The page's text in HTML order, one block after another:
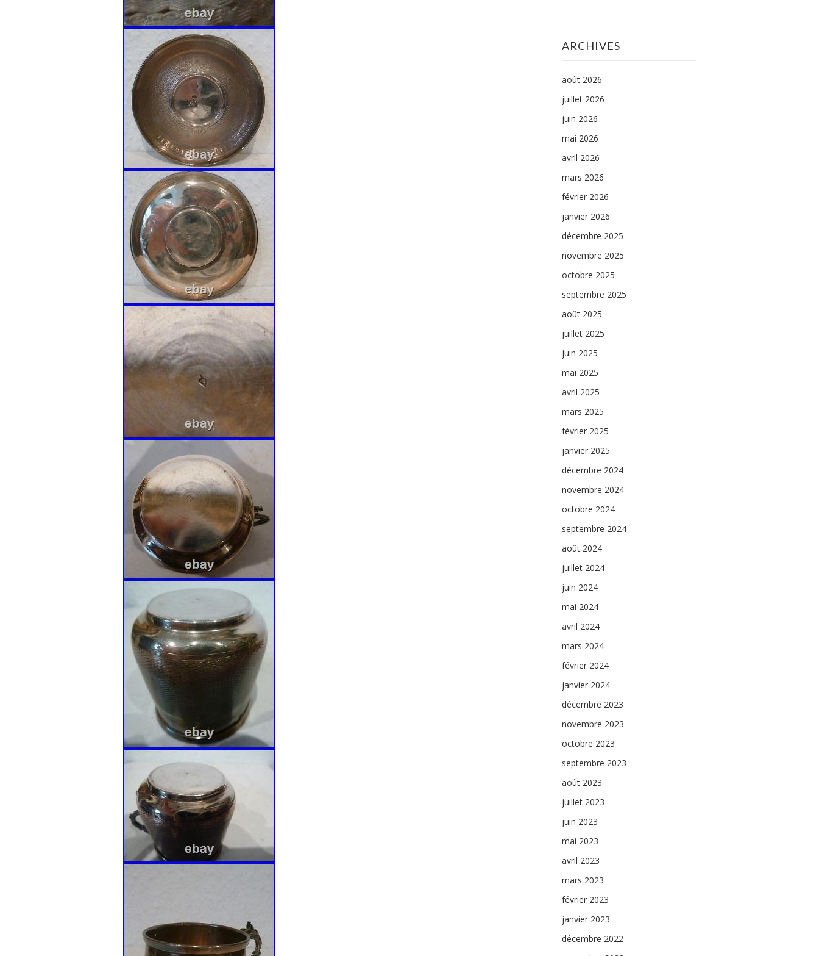
ARCHIVES
août 2026
juillet 2026
juin 2026
mai 2026
avril 2026
mars 2026
février 2026
janvier 2026
décembre 2025
novembre 2025
octobre 2025
septembre 2025
août 2025
juillet 2025
juin 2025
mai 2025
avril 2025
mars 2025
février 2025
janvier 2025
décembre 2024
novembre 2024
octobre 2024
septembre 2024
août 2024
juillet 2024
juin 2024
mai 2024
avril 2024
mars 2024
février 2024
janvier 2024
décembre 2023
novembre 2023
octobre 2023
septembre 2023
août 2023
juillet 2023
juin 2023
mai 2023
avril 2023
mars 2023
février 2023
janvier 2023
décembre 2022